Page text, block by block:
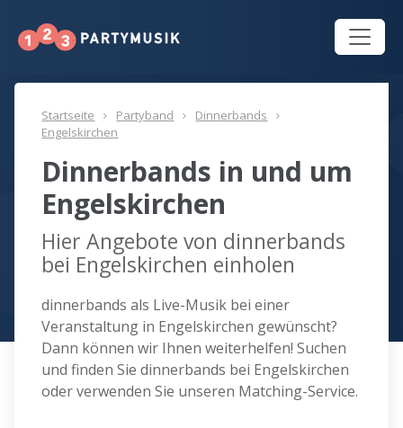
Startseite Partyband
Dinnerbands
Engelskirchen
Dinnerbands in und um
Engelskirchen
Hier Angebote von dinnerbands
bei Engelskirchen einholen
dinnerbands als Live-Musik bei einer
Veranstaltung in Engelskirchen gewünscht?
Dann können wir Ihnen weiterhelfen! Suchen
und finden Sie dinnerbands bei Engelskirchen
oder verwenden Sie unseren Matching-Service.